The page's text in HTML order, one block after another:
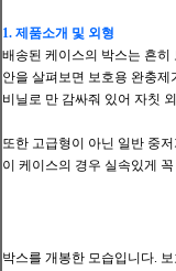
1. 제품소개 및 외형
배송된 케이스의 박스는 흔
안을 살펴보면 보호용 완충
비닐로 만 감싸줘 있어 자칫
또한 고급형이 아닌 일반 중
이 케이스의 경우 실속있게
박스를 개봉한 모습입니다.